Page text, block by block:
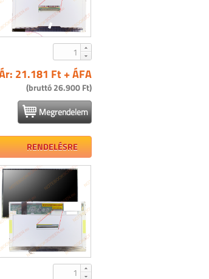
21.181 Ft + ÁFA
(bruttó 26.900 Ft)
Megrendelem
RENDELÉSRE